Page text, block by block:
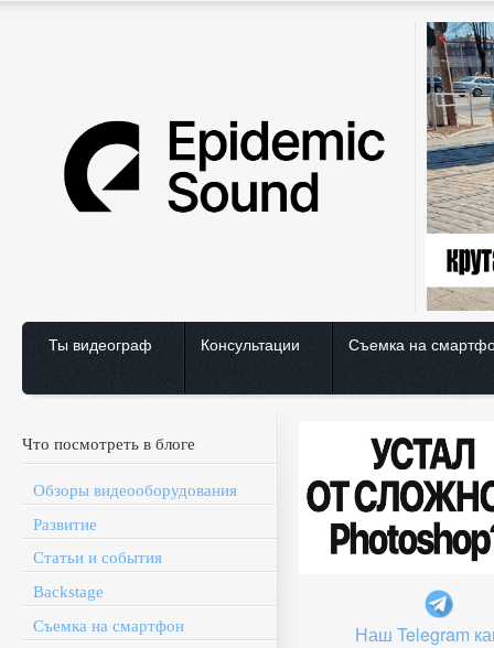
Ты видеограф Консультации Съемка на
Что посмотреть в блоге
Обзоры видеооборудования
Развитие
Статьи и события
Backstage
Съемка на смартфон
Наш Telegram